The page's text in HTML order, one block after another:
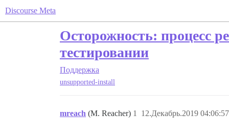
Discourse Meta
Осторожность: процесс
тестировании
Поддержка
unsupported-install
mreach (M. Reacher) 12.Декабрь.2019 04:06:57
1